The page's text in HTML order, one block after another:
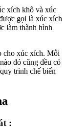
xích khô và xúc
gọi là xúc xích
làm thành hình
cho xúc xích. Mỗi
đó cũng đều có
trình chế biến
: